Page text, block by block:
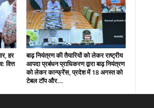
हर
वित्त
बाढ़ नियंत्रण की तैयारियों को लेकर राष्ट्रीय
आपदा प्रबंधन प्राधिकरण द्वारा बाढ़ नियंत्रण
को लेकर कान्फ्रेंस, प्रदेश में 18 अगस्त को
टेबल टॉप और...